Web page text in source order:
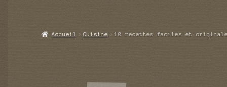
Accueil Cuisine 10 recettes faciles et